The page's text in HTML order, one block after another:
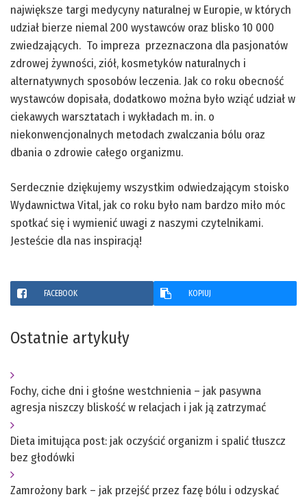
największe targi medycyny naturalnej w Europie, w których
udział bierze niemal 200 wystawców oraz blisko 10 000
zwiedzających. To impreza przeznaczona dla pasjonatów
zdrowej żywności, ziół, kosmetyków naturalnych i
alternatywnych sposobów leczenia. Jak co roku obecność
wystawców dopisała, dodatkowo można było wziąć udział w
ciekawych warsztatach i wykładach m. in. o
niekonwencjonalnych metodach zwalczania bólu oraz
dbania o zdrowie całego organizmu.
Serdecznie dziękujemy wszystkim odwiedzającym stoisko
Wydawnictwa Vital, jak co roku było nam bardzo miło móc
spotkać się i wymienić uwagi z naszymi czytelnikami.
Jesteście dla nas inspiracją!
FACEBOOK KOPIUJ
Ostatnie artykuły
Fochy, ciche dni i głośne westchnienia – jak pasywna
agresja niszczy bliskość w relacjach i jak ją zatrzymać
Dieta imitująca post: jak oczyścić organizm i spalić tłuszcz
bez głodówki
Zamrożony bark – jak przejść przez fazę bólu i odzyskać